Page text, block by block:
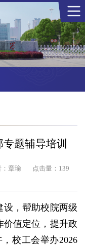
题辅导培训
：章瑜 点击量： 139
设，帮助校院两级
价值定位，提升政
校工会举办2026